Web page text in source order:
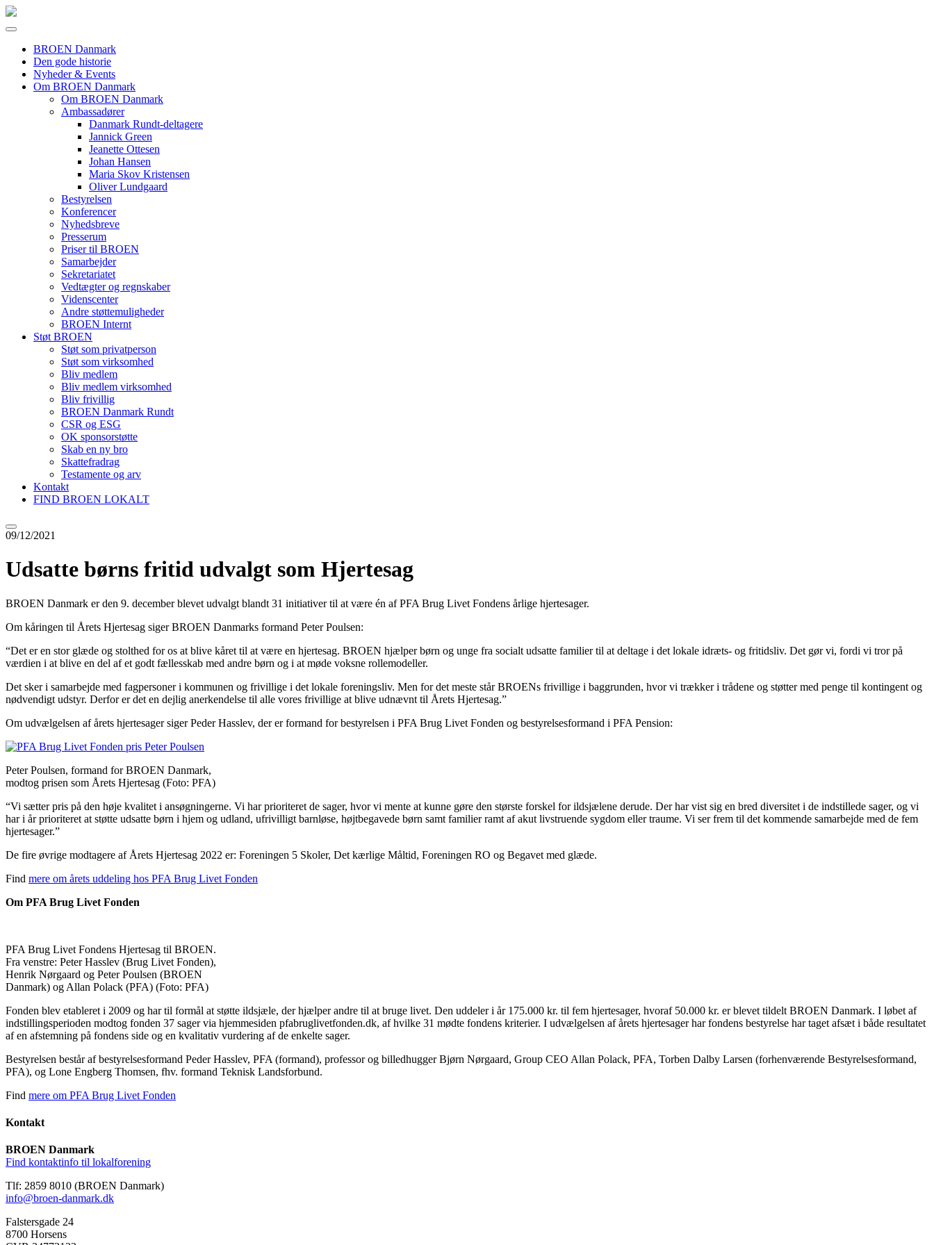
BROEN Danmark
Den gode historie
Nyheder & Events
Om BROEN Danmark
Om BROEN Danmark
Ambassadører
Danmark Rundt-deltagere
Jannick Green
Jeanette Ottesen
Johan Hansen
Maria Skov Kristensen
Oliver Lundgaard
Bestyrelsen
Konferencer
Nyhedsbreve
Presserum
Priser til BROEN
Samarbejder
Sekretariatet
Vedtægter og regnskaber
Videnscenter
Andre støttemuligheder
BROEN Internt
Støt BROEN
Støt som privatperson
Støt som virksomhed
Bliv medlem
Bliv medlem virksomhed
Bliv frivillig
BROEN Danmark Rundt
CSR og ESG
OK sponsorstøtte
Skab en ny bro
Skattefradrag
Testamente og arv
Kontakt
FIND BROEN LOKALT
09/12/2021
Udsatte børns fritid udvalgt som Hjertesag
BROEN Danmark er den 9. december blevet udvalgt blandt 31 initiativer til at være én af PFA Brug Livet Fondens årlige hjertesager.
Om kåringen til Årets Hjertesag siger BROEN Danmarks formand Peter Poulsen:
“Det er en stor glæde og stolthed for os at blive kåret til at være en hjertesag. BROEN hjælper børn og unge fra socialt udsatte familier til at deltage i det lokale idræts- og fritidsliv. Det gør vi, fordi vi tror på
værdien i at blive en del af et godt fællesskab med andre børn og i at møde voksne rollemodeller.
Det sker i samarbejde med fagpersoner i kommunen og frivillige i det lokale foreningsliv. Men for det meste står BROENs frivillige i baggrunden, hvor vi trækker i trådene og støtter med penge til kontingent og
nødvendigt udstyr. Derfor er det en dejlig anerkendelse til alle vores frivillige at blive udnævnt til Årets Hjertesag.”
Om udvælgelsen af årets hjertesager siger Peder Hasslev, der er formand for bestyrelsen i PFA Brug Livet Fonden og bestyrelsesformand i PFA Pension:
Peter Poulsen, formand for BROEN Danmark,
modtog prisen som Årets Hjertesag (Foto: PFA)
“Vi sætter pris på den høje kvalitet i ansøgningerne. Vi har prioriteret de sager, hvor vi mente at kunne gøre den største forskel for ildsjælene derude. Der har vist sig en bred diversitet i de indstillede sager, og vi
har i år prioriteret at støtte udsatte børn i hjem og udland, ufrivilligt barnløse, højtbegavede børn samt familier ramt af akut livstruende sygdom eller traume. Vi ser frem til det kommende samarbejde med de fem
hjertesager.”
De fire øvrige modtagere af Årets Hjertesag 2022 er: Foreningen 5 Skoler, Det kærlige Måltid, Foreningen RO og Begavet med glæde.
Find mere om årets uddeling hos PFA Brug Livet Fonden
Om PFA Brug Livet Fonden
PFA Brug Livet Fondens Hjertesag til BROEN.
Fra venstre: Peter Hasslev (Brug Livet Fonden),
Henrik Nørgaard og Peter Poulsen (BROEN
Danmark) og Allan Polack (PFA) (Foto: PFA)
Fonden blev etableret i 2009 og har til formål at støtte ildsjæle, der hjælper andre til at bruge livet. Den uddeler i år 175.000 kr. til fem hjertesager, hvoraf 50.000 kr. er blevet tildelt BROEN Danmark. I løbet af
indstillingsperioden modtog fonden 37 sager via hjemmesiden pfabruglivetfonden.dk, af hvilke 31 mødte fondens kriterier. I udvælgelsen af årets hjertesager har fondens bestyrelse har taget afsæt i både resultatet
af en afstemning på fondens side og en kvalitativ vurdering af de enkelte sager.
Bestyrelsen består af bestyrelsesformand Peder Hasslev, PFA (formand), professor og billedhugger Bjørn Nørgaard, Group CEO Allan Polack, PFA, Torben Dalby Larsen (forhenværende Bestyrelsesformand,
PFA), og Lone Engberg Thomsen, fhv. formand Teknisk Landsforbund.
Find mere om PFA Brug Livet Fonden
Kontakt
BROEN Danmark
Find kontaktinfo til lokalforening
Tlf: 2859 8010 (BROEN Danmark)
info@broen-danmark.dk
Falstersgade 24
8700 Horsens